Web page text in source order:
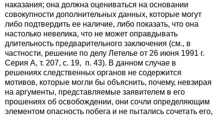
наказания; она должна оцениваться на основании
совокупности дополнительных данных, которые могут
либо подтвердить ее наличие, либо показать, что она
настолько невелика, что не может оправдывать
длительность предварительного заключения (см., в
частности, решение по делу Летелье от 26 июня 1991 г.
Серия А, т. 207, с. 19, п. 43). В данном случае в
решениях следственных органов не содержится
мотивов, которые могли бы объяснить, почему, невзирая
на аргументы, представляемые заявителем в его
прошениях об освобождении, они сочли определяющим
элементом опасность побега и не пытались сочетать его,